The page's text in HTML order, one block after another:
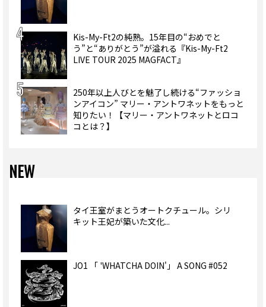
Kis-My-Ft2の純熟。15年目の“おめでと
う”と“ありがとう”が溢れる『Kis-My-Ft2
LIVE TOUR 2025 MAGFACT』
250年以上人びとを魅了し続ける“ファッショ
ンアイコン” マリー・アントワネットをもっと
知りたい！【マリー・アントワネットとロコ
コとは？】
NEW
タイ王室がまとうオートクチュール。シリ
キット王妃が築いた文化...
JO1 「 'WHATCHA DOIN'」 A SONG #052